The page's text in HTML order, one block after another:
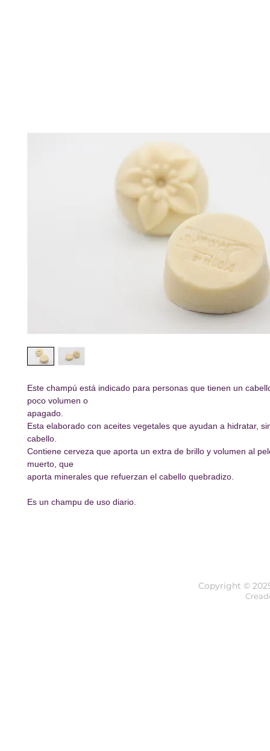
Este champú está indicado para personas que tienen un
poco volumen o
apagado.
Esta elaborado con aceites vegetales que ayudan a hidratar,
cabello.
Contiene cerveza que aporta un extra de brillo y volumen al
muerto, que
aporta minerales que refuerzan el cabello quebradizo.
Es un champu de uso diario.
Copyright ©